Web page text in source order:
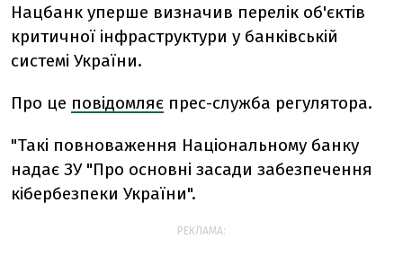
Нацбанк уперше визначив перелік об'єктів
критичної інфраструктури у банківській
системі України.
Про це повідомляє прес-служба регулятора.
"Такі повноваження Національному банку
надає ЗУ "Про основні засади забезпечення
кібербезпеки України".
РЕКЛАМА: